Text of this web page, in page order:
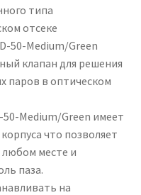
типа
отсеке
50-Medium/Green
клапан для решения
паров в оптическом
Medium/Green имеет
что позволяет
любом месте и
паза.
на